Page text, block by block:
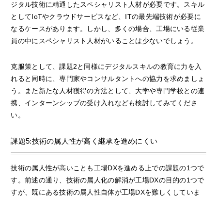
ジタル技術に精通したスペシャリスト人材が必要です。スキル
としてIoTやクラウドサービスなど、ITの最先端技術が必要に
なるケースがあります。しかし、多くの場合、工場にいる従業
員の中にスペシャリスト人材がいることは少ないでしょう。
克服策として、課題2と同様にデジタルスキルの教育に力を入
れると同時に、専門家やコンサルタントへの協力を求めましょ
う。また新たな人材獲得の方法として、大学や専門学校との連
携、インターンシップの受け入れなども検討してみてくださ
い。
課題5:技術の属人性が高く継承を進めにくい
技術の属人性が高いことも工場DXを進める上での課題の1つで
す。前述の通り、技術の属人化の解消が工場DXの目的の1つで
すが、既にある技術の属人性自体が工場DXを難しくしていま